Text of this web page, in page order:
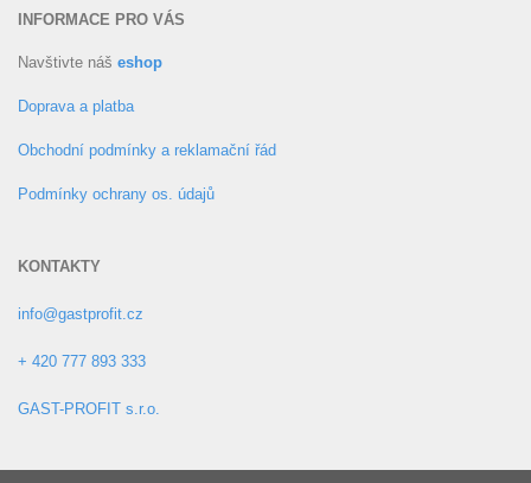
INFORMACE PRO VÁS
Navštivte náš eshop
Doprava a platba
Obchodní podmínky a reklamační řád
Podmínky ochrany os. údajů
KONTAKTY
info@gastprofit.cz
+ 420 777 893 333
GAST-PROFIT s.r.o.